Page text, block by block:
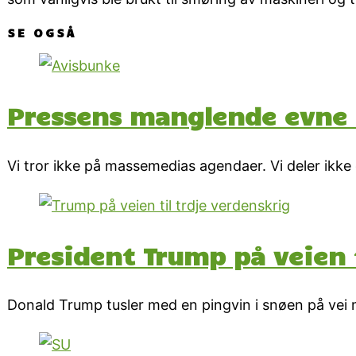
SE OGSÅ
Pressens manglende
Vi tror ikke på massemedias agendaer. Vi deler
President Trump på
Donald Trump tusler med en pingvin i snøen på